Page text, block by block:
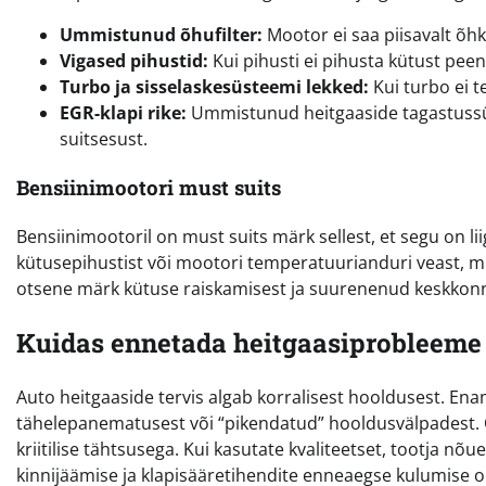
Ummistunud õhufilter: Mootor ei saa piisavalt
Vigased pihustid: Kui pihusti ei pihusta kütust
Turbo ja sisselaskesüsteemi lekked: Kui turbo ei
EGR-klapi rike: Ummistunud heitgaaside
suitsesust.
Bensiinimootori must suits
Bensiinimootoril on must suits märk sellest, et segu on
kütusepihustist või mootori temperatuurianduri veast,
otsene märk kütuse raiskamisest ja suurenenud
Kuidas ennetada heitgaasiprobleeme
Auto heitgaaside tervis algab korralisest hooldusest.
tähelepanematusest või “pikendatud”
kriitilise tähtsusega. Kui kasutate kvaliteetset, tootja
kinnijäämise ja klapisääretihendite enneaegse kulumise